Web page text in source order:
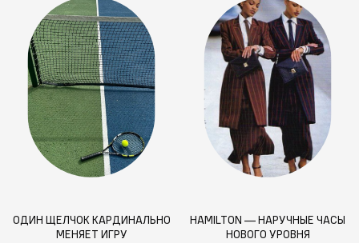
ОДИН ЩЕЛЧОК КАРДИНАЛЬНО
МЕНЯЕТ ИГРУ
HAMILTON — НАРУЧНЫЕ ЧАСЫ
НОВОГО УРОВНЯ